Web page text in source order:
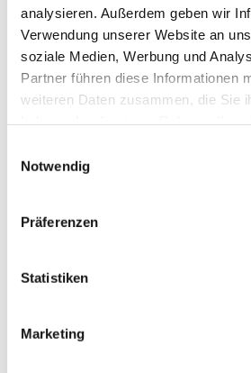
analysieren. Außerdem geben wir
Verwendung unserer Website an
soziale Medien, Werbung und
Partner führen diese Informationen
weiteren Daten zusammen, die Sie
Notwendig
Präferenzen
Statistiken
Marketing
Dies könnte Sie auch